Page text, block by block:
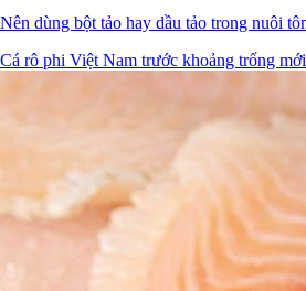
Nên dùng bột tảo hay dầu tảo trong nuôi
Cá rô phi Việt Nam trước khoảng trống